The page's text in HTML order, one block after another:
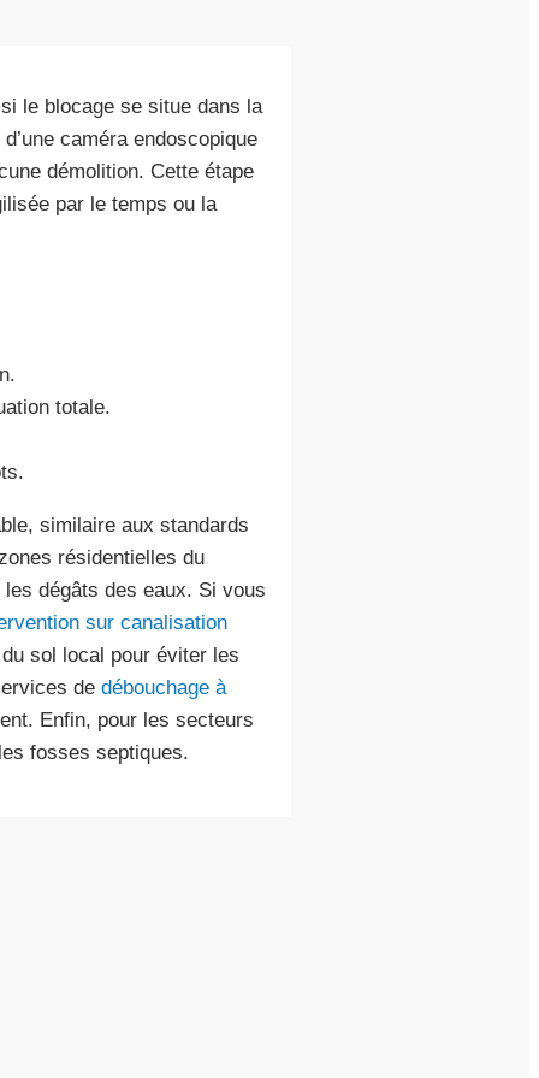
le blocage se situe dans la
caméra endoscopique
démolition. Cette étape
par le temps ou la
totale.
similaire aux standards
résidentielles du
dégâts des eaux. Si vous
sur canalisation
sol local pour éviter les
de débouchage à
Enfin, pour les secteurs
fosses septiques.